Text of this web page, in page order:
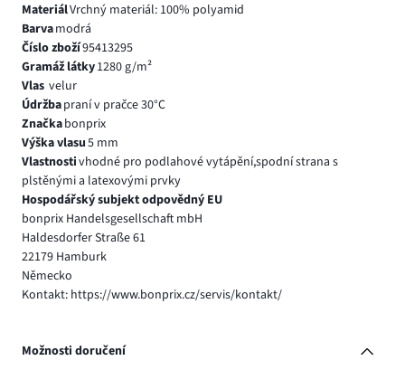
MateriálVrchný materiál: 100% polyamid
Barvamodrá
Číslo zboží95413295
Gramáž látky1280 g/m²
Vlas velur
Údržbapraní v pračce 30°C
Značkabonprix
Výška vlasu5 mm
Vlastnostivhodné pro podlahové vytápění,spodní strana s
plstěnými a latexovými prvky
Hospodářský subjekt odpovědný EU
bonprix Handelsgesellschaft mbH
Haldesdorfer Straße 61
22179 Hamburk
Německo
Kontakt: https://www.bonprix.cz/servis/kontakt/
Možnosti doručení